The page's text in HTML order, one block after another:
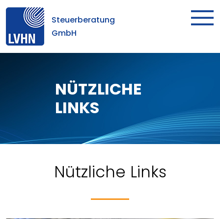
Steuerberatung
GmbH
NÜTZLICHE
LINKS
Nützliche Links